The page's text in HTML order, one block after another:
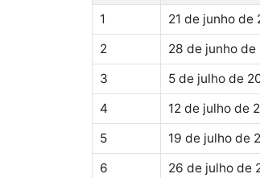
1
21 de junho de
2
28 de junho de
3
5 de julho de
4
12 de julho de
5
19 de julho de
6
26 de julho de